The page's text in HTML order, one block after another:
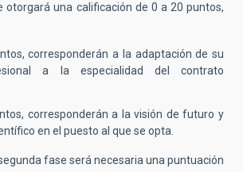
otorgará una calificación de 0 a 20 puntos,
corresponderán a la adaptación de su
a la especialidad del contrato
corresponderán a la visión de futuro y
en el puesto al que se opta.
fase será necesaria una puntuación